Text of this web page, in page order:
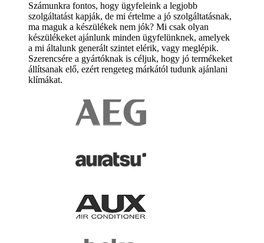
Számunkra fontos, hogy ügyfeleink a legjobb
szolgáltatást kapják, de mi értelme a jó szolgáltatásnak,
ma maguk a készülékek nem jók? Mi csak olyan
készülékeket ajánlunk minden ügyfelünknek, amelyek
a mi általunk generált szintet elérik, vagy meglépik.
Szerencsére a gyártóknak is céljuk, hogy jó termékeket
állítsanak elő, ezért rengeteg márkától tudunk ajánlani
klímákat.